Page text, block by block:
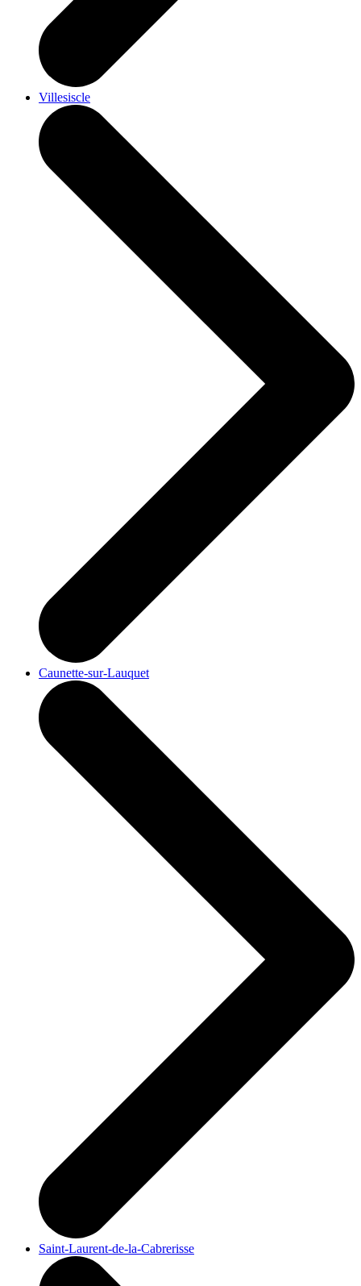
Villesiscle
Caunette-sur-Lauquet
Saint-Laurent-de-la-Cabrerisse